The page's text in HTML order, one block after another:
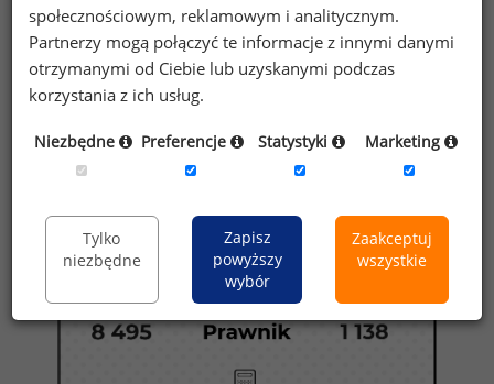
Infografiki o zarobkach w Polsce
społecznościowym, reklamowym i analitycznym.
Partnerzy mogą połączyć te informacje z innymi danymi
otrzymanymi od Ciebie lub uzyskanymi podczas
korzystania z ich usług.
Niezbędne Preferencje Statystyki Marketing
Tylko
niezbędne
Zapisz
powyższy
wybór
Zaakceptuj
wszystkie